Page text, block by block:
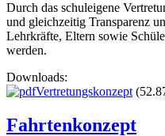
Durch das schuleigene
und gleichzeitig Transparenz
Lehrkräfte, Eltern sowie
werden.
Downloads:
Vertretungskonzept
Fahrtenkonzept